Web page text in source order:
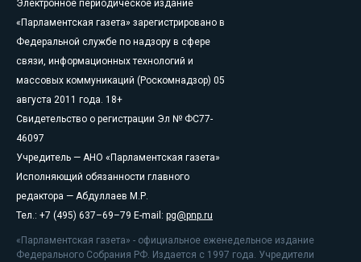
Электронное периодическое издание
«Парламентская газета» зарегистрировано в
Федеральной службе по надзору в сфере
связи, информационных технологий и
массовых коммуникаций (Роскомнадзор) 05
августа 2011 года. 18+
Свидетельство о регистрации Эл № ФС77-
46097
Учредитель — АНО «Парламентская газета»
Исполняющий обязанности главного
редактора — Абдуллаев М.Р.
Тел.: +7 (495) 637–69–79 E-mail: pg@pnp.ru
«Парламентская газета» - официальное еженедельное издание
Федерального Собрания РФ. Издается с 1997 года. Учредители